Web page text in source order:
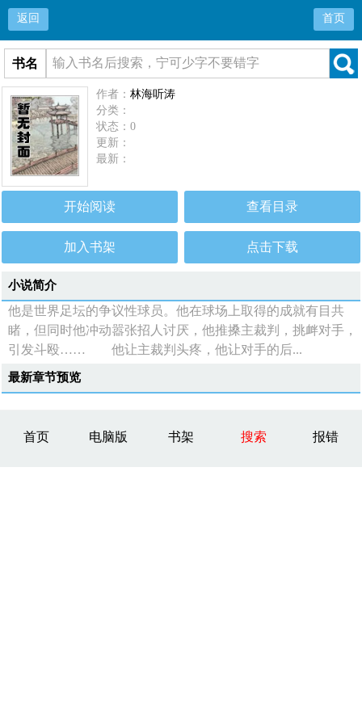
返回 首页
书名
作者：林海听涛
分类：
状态：0
更新：
最新：
开始阅读 查看目录
加入书架 点击下载
小说简介
他是世界足坛的争议性球员。他在球场上取得的成就有目共
睹，但同时他冲动嚣张招人讨厌，他推搡主裁判，挑衅对手，
引发斗殴…… 他让主裁判头疼，他让对手的后...
最新章节预览
首页 电脑版 书架 搜索 报错